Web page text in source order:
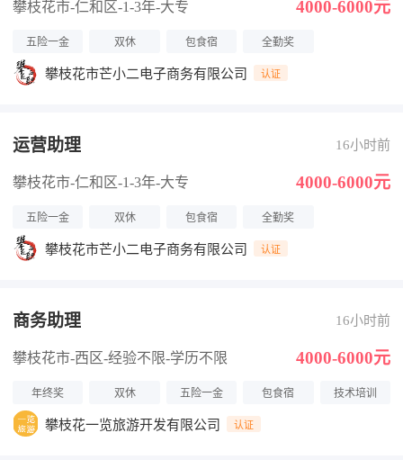
攀枝花市-仁和区-1-3年-大专 4000-6000元
五险一金 双休 包食宿 全勤奖
攀枝花市芒小二电子商务有限公司 认证
运营助理 16小时前
攀枝花市-仁和区-1-3年-大专 4000-6000元
五险一金 双休 包食宿 全勤奖
攀枝花市芒小二电子商务有限公司 认证
商务助理 16小时前
攀枝花市-西区-经验不限-学历不限 4000-6000元
年终奖 双休 五险一金 包食宿 技术培训
攀枝花一览旅游开发有限公司 认证